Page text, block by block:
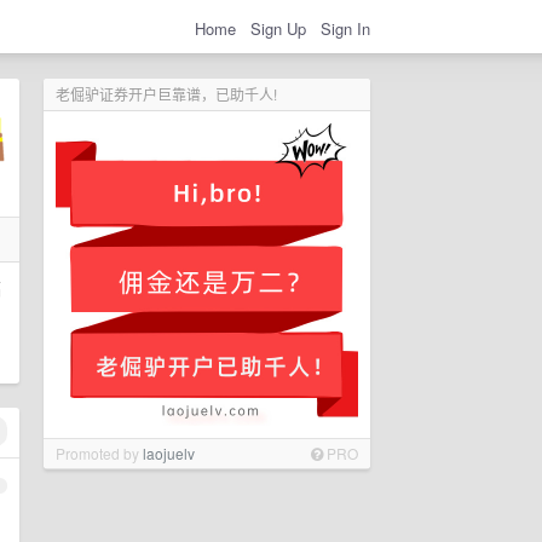
Home Sign Up Sign In
老倔驴证券开户巨靠谱，已助千人!
Promoted bylaojuelv PRO